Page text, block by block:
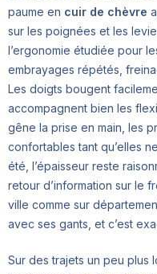
paume en cuir de chèvre
sur les poignées et les
l’ergonomie étudiée pour
embrayages répétés,
Les doigts bougent
accompagnent bien les
gêne la prise en main, les
confortables tant qu’elles
été, l’épaisseur reste
retour d’information sur le
ville comme sur
avec ses gants, et c’est
Sur des trajets un peu plus